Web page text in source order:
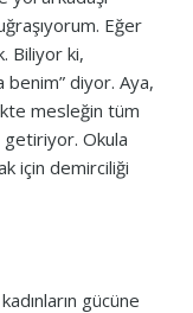
Eğer
Biliyor ki,
diyor. Aya,
mesleğin tüm
Okula
için demirciliği
gücüne